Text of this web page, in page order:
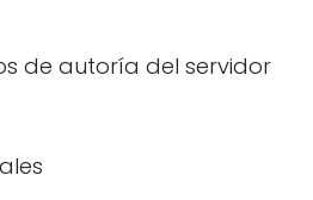
de autoría del servidor